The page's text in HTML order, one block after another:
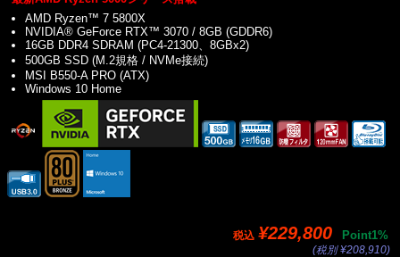
AMD Ryzen™ 7 5800X
NVIDIA® GeForce RTX™ 3070 / 8GB (GDDR6)
16GB DDR4 SDRAM (PC4-21300、8GBx2)
500GB SSD (M.2規格 / NVMe接続)
MSI B550-A PRO (ATX)
Windows 10 Home
税込 ¥229,800 Point1%
(税別 ¥208,910)